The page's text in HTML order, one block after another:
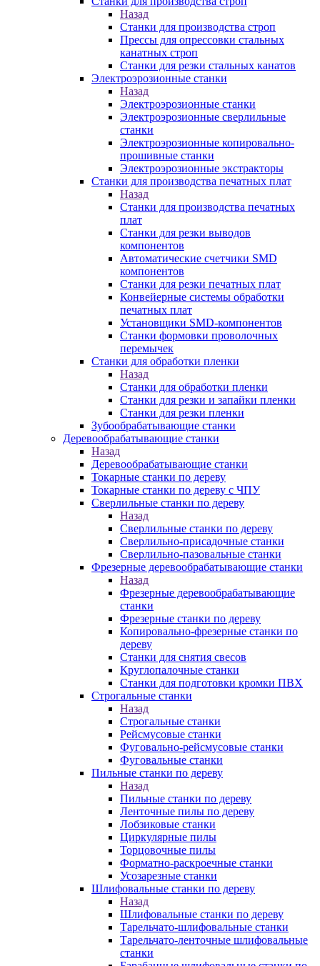
Назад
Станки для производства строп
Прессы для опрессовки стальных
канатных строп
Станки для резки стальных канатов
Электроэрозионные станки
Назад
Электроэрозионные станки
Электроэрозионные сверлильные
станки
Электроэрозионные копировально-
прошивные станки
Электроэрозионные экстракторы
Станки для производства печатных плат
Назад
Станки для производства печатных
плат
Станки для резки выводов
компонентов
Автоматические счетчики SMD
компонентов
Станки для резки печатных плат
Конвейерные системы обработки
печатных плат
Установщики SMD-компонентов
Станки формовки проволочных
перемычек
Станки для обработки пленки
Назад
Станки для обработки пленки
Станки для резки и запайки пленки
Станки для резки пленки
Зубообрабатывающие станки
Деревообрабатывающие станки
Назад
Деревообрабатывающие станки
Токарные станки по дереву
Токарные станки по дереву с ЧПУ
Сверлильные станки по дереву
Назад
Сверлильные станки по дереву
Сверлильно-присадочные станки
Сверлильно-пазовальные станки
Фрезерные деревообрабатывающие станки
Назад
Фрезерные деревообрабатывающие
станки
Фрезерные станки по дереву
Копировально-фрезерные станки по
дереву
Станки для снятия свесов
Круглопалочные станки
Станки для подготовки кромки ПВХ
Строгальные станки
Назад
Строгальные станки
Рейсмусовые станки
Фуговально-рейсмусовые станки
Фуговальные станки
Пильные станки по дереву
Назад
Пильные станки по дереву
Ленточные пилы по дереву
Лобзиковые станки
Циркулярные пилы
Торцовочные пилы
Форматно-раскроечные станки
Усозарезные станки
Шлифовальные станки по дереву
Назад
Шлифовальные станки по дереву
Тарельчато-шлифовальные станки
Тарельчато-ленточные шлифовальные
станки